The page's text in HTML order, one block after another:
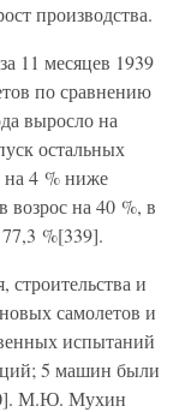
производства.
11 месяцев 1939
по сравнению
выросло на
остальных
4 % ниже
возрос на 40 %, в
%[339].
строительства и
самолетов и
испытаний
5 машин были
М.Ю. Мухин